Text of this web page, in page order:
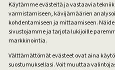
Käytämme evästeitä ja vastaavia
varmistamiseen, kävijämäärien
kohdentamiseen ja mittaamiseen.
sivustojamme ja tarjota lukijoille
markkinointia.
Välttämättömät evästeet ovat aina
suostumuksellasi. Voit muuttaa
Nimi*